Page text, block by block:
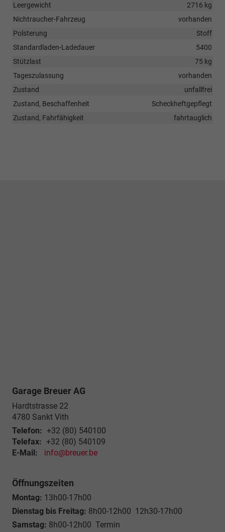
Leergewicht
2716 kg
Nichtraucher-Fahrzeug
vorhanden
Polsterung
Stoff
Standardladen-Ladedauer
5400
Stützlast
75 kg
Tageszulassung
vorhanden
Zustand
unfallfrei
Zustand, Beschaffenheit
Scheckheftgepflegt
Zustand, Fahrfähigkeit
fahrtauglich
Garage Breuer AG
Hardtstrasse 22
4780 Sankt Vith
Telefon: +32 (80) 540100
Telefax: +32 (80) 540109
E-Mail:
info@breuer.be
Öffnungszeiten
Montag: 13h00-17h00
Dienstag bis Freitag: 8h00-12h00 12h30-17h00
Samstag: 8h00-12h00 Termin